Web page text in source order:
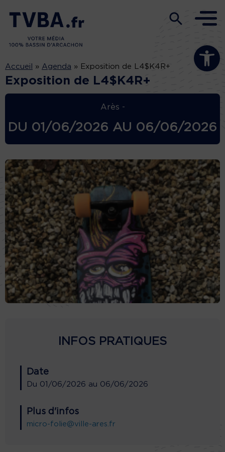
Ouvrir la
Accueil » Agenda » Exposition de L4$K4R+
Exposition de L4$K4R+
Arès -
DU 01/06/2026 AU 06/06/2026
INFOS PRATIQUES
Date
Du 01/06/2026 au 06/06/2026
Plus d'infos
micro-folie@ville-ares.fr